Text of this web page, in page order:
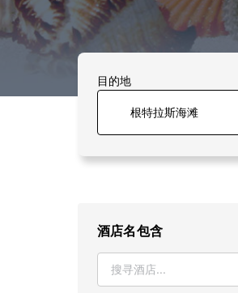
目的地
酒店名包含